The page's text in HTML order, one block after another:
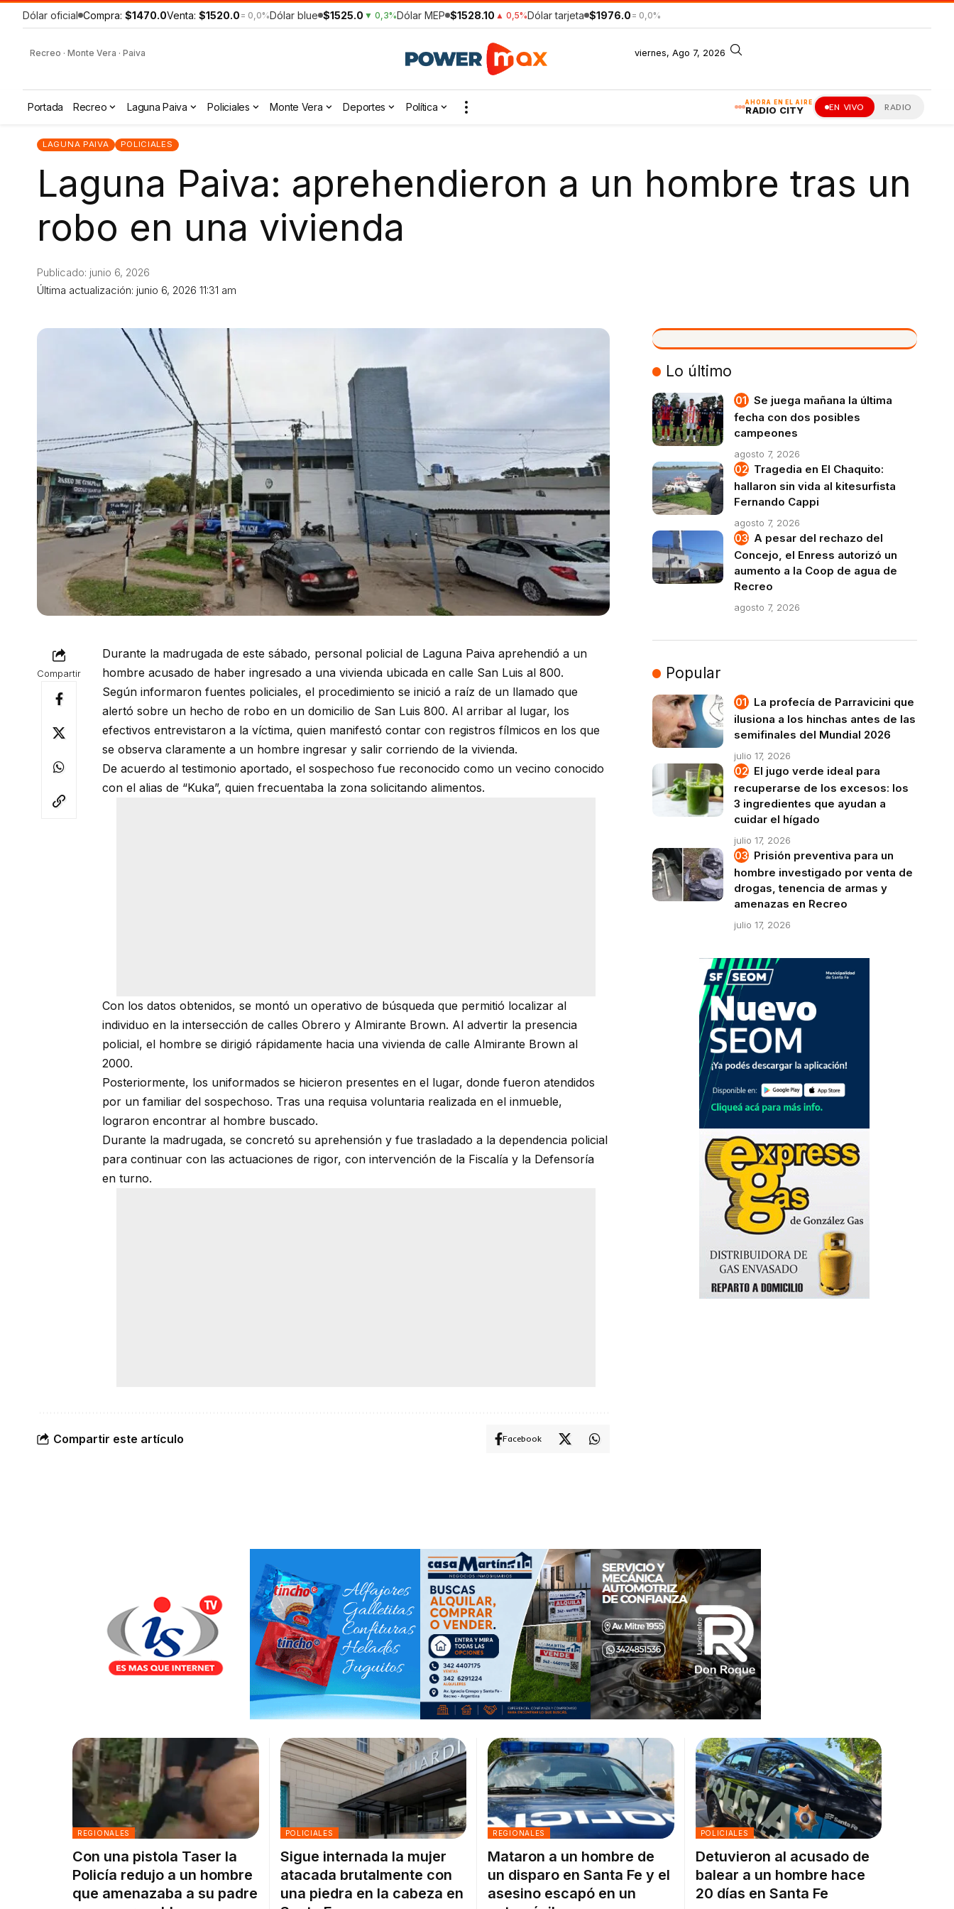
Dólar oficial Compra: $1470.0Venta: $1520.0 = 0,0%Dólar blue $1525.0 ▼ 0,3%Dólar MEP $1528.10 ▲ 0,5%Dólar tarjeta $1976.0 = 0,0%
Recreo · Monte Vera · Paiva viernes, Ago 7, 2026
AHORA EN EL AIRE
RADIO CITY EN VIVO RADIO
Portada Recreo Laguna Paiva Policiales Monte Vera Deportes Política
LAGUNA PAIVA POLICIALES
Laguna Paiva: aprehendieron a un hombre tras un
robo en una vivienda
Última actualización: junio 6, 2026 11:31 am
Publicado: junio 6, 2026
Compartir
Durante la madrugada de este sábado, personal policial de Laguna Paiva aprehendió a un
hombre acusado de haber ingresado a una vivienda ubicada en calle San Luis al 800.
Según informaron fuentes policiales, el procedimiento se inició a raíz de un llamado que
alertó sobre un hecho de robo en un domicilio de San Luis 800. Al arribar al lugar, los
efectivos entrevistaron a la víctima, quien manifestó contar con registros fílmicos en los que
se observa claramente a un hombre ingresar y salir corriendo de la vivienda.
De acuerdo al testimonio aportado, el sospechoso fue reconocido como un vecino conocido
con el alias de “Kuka”, quien frecuentaba la zona solicitando alimentos.
Con los datos obtenidos, se montó un operativo de búsqueda que permitió localizar al
individuo en la intersección de calles Obrero y Almirante Brown. Al advertir la presencia
policial, el hombre se dirigió rápidamente hacia una vivienda de calle Almirante Brown al
2000.
Posteriormente, los uniformados se hicieron presentes en el lugar, donde fueron atendidos
por un familiar del sospechoso. Tras una requisa voluntaria realizada en el inmueble,
lograron encontrar al hombre buscado.
Durante la madrugada, se concretó su aprehensión y fue trasladado a la dependencia policial
para continuar con las actuaciones de rigor, con intervención de la Fiscalía y la Defensoría
en turno.
Compartir este artículo Facebook
VIVO
Lo último
Se juega mañana la última
fecha con dos posibles
campeones
agosto 7, 2026
Tragedia en El Chaquito:
hallaron sin vida al kitesurfista
Fernando Cappi
agosto 7, 2026
A pesar del rechazo del
Concejo, el Enress autorizó un
aumento a la Coop de agua de
Recreo
agosto 7, 2026
Popular
La profecía de Parravicini que
ilusiona a los hinchas antes de las
semifinales del Mundial 2026
julio 17, 2026
El jugo verde ideal para
recuperarse de los excesos: los
3 ingredientes que ayudan a
cuidar el hígado
julio 17, 2026
Prisión preventiva para un
hombre investigado por venta de
drogas, tenencia de armas y
amenazas en Recreo
julio 17, 2026
REGIONALES
Con una pistola Taser la
Policía redujo a un hombre
que amenazaba a su padre
POLICIALES
Sigue internada la mujer
atacada brutalmente con
una piedra en la cabeza en
REGIONALES
Mataron a un hombre de
un disparo en Santa Fe y el
asesino escapó en un
POLICIALES
Detuvieron al acusado de
balear a un hombre hace
20 días en Santa Fe